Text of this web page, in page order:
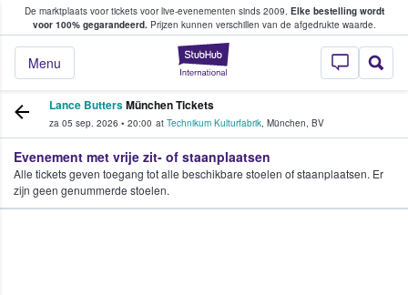
De marktplaats voor tickets voor live-evenementen sinds 2009. Elke bestelling wordt
voor 100% gegarandeerd.Prijzen kunnen verschillen van de afgedrukte waarde.
StubHub: waar
Menu
tickets kopen en verkopen
Lance ButtersMünchen Tickets
za 05 sep. 2026 • 20:00 at Technikum Kulturfabrik, München, BV
Evenement met vrije zit- of staanplaatsen
Alle tickets geven toegang tot alle beschikbare stoelen of staanplaatsen. Er
zijn geen genummerde stoelen.